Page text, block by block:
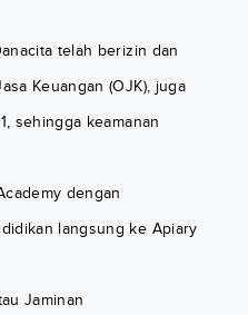
telah berizin dan
Keuangan (OJK), juga
sehingga keamanan
dengan
langsung ke Apiary
Jaminan